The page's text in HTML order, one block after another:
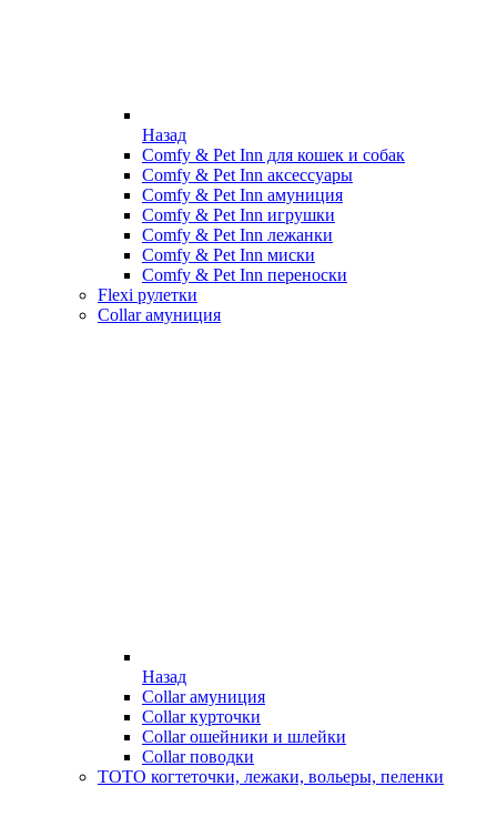
Назад
Comfy & Pet Inn для кошек и собак
Comfy & Pet Inn аксессуары
Comfy & Pet Inn амуниция
Comfy & Pet Inn игрушки
Comfy & Pet Inn лежанки
Comfy & Pet Inn миски
Comfy & Pet Inn переноски
Flexi рулетки
Collar амуниция
Назад
Collar амуниция
Collar курточки
Collar ошейники и шлейки
Collar поводки
ТОТО когтеточки, лежаки, вольеры, пеленки